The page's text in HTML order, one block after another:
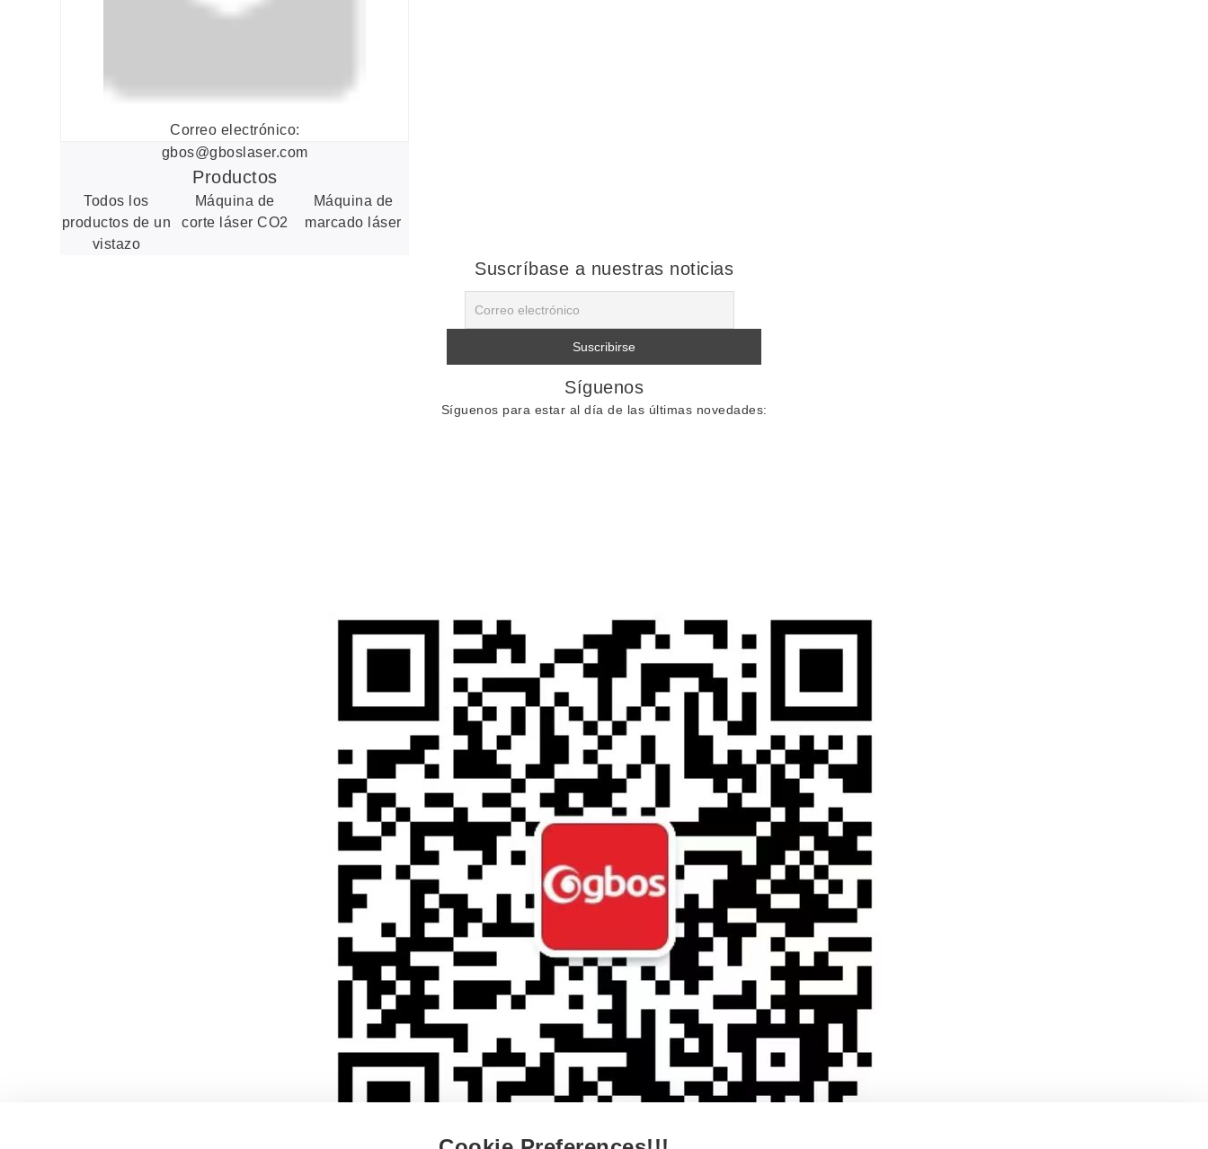
Correo electrónico:
gbos@gboslaser.com
Productos
Todos los
productos de un
vistazo
Máquina de
corte láser CO2
Máquina de
marcado láser
Suscríbase a nuestras noticias
Síguenos
Síguenos para estar al día de las últimas novedades: